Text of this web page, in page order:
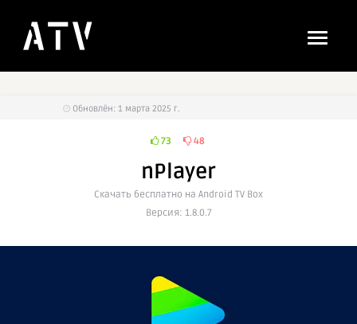
Обновлён: 1 марта 2025 г.
73 48
nPlayer
Cкачать бесплатно на Android TV Box
Версия: 1.8.0.7